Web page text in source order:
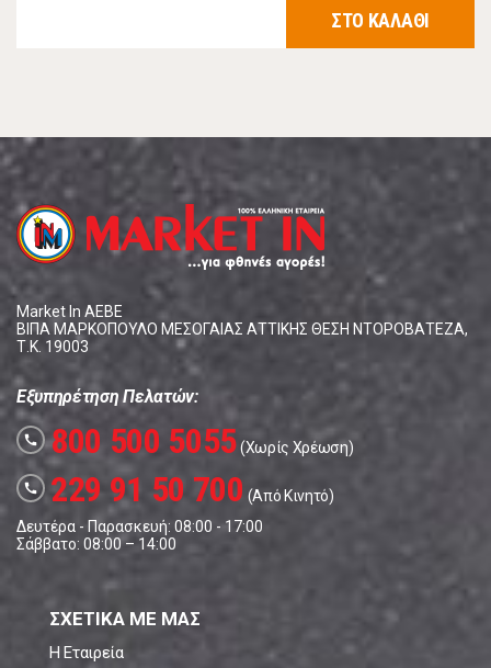
ΣΤΟ ΚΑΛΑΘΙ
Market In ΑΕΒΕ
ΒΙΠΑ ΜΑΡΚΟΠΟΥΛΟ ΜΕΣΟΓΑΙΑΣ ΑΤΤΙΚΗΣ ΘΕΣΗ ΝΤΟΡΟΒΑΤΕΖΑ,
Τ.Κ. 19003
Εξυπηρέτηση Πελατών:
call 800 500 5055(Χωρίς Χρέωση)
call 229 91 50 700 (Από Κινητό)
Δευτέρα - Παρασκευή: 08:00 - 17:00
Σάββατο: 08:00 – 14:00
ΣΧΕΤΙΚΑ ΜΕ ΜΑΣ
Η Εταιρεία